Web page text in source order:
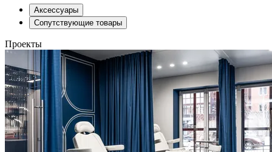
Аксессуары
Сопутствующие товары
Проекты